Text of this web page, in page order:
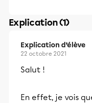
Explication (1)
Explication d’élève
22 octobre 2021
Salut !
En effet, je vois